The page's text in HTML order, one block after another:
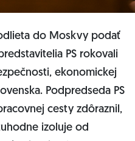
do Moskvy podať
PS rokovali
ekonomickej
Podpredseda PS
cesty zdôraznil,
izoluje od